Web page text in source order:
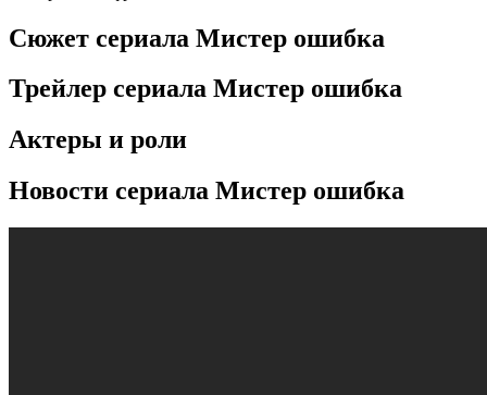
Сюжет сериала Мистер ошибка
Трейлер сериала Мистер ошибка
Актеры и роли
Новости сериала Мистер ошибка